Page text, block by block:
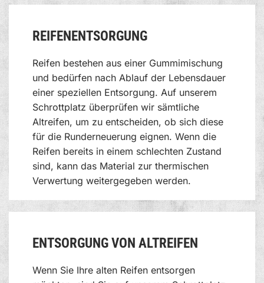
REIFENENTSORGUNG
Reifen bestehen aus einer Gummimischung
und bedürfen nach Ablauf der Lebensdauer
einer speziellen Entsorgung. Auf unserem
Schrottplatz überprüfen wir sämtliche
Altreifen, um zu entscheiden, ob sich diese
für die Runderneuerung eignen. Wenn die
Reifen bereits in einem schlechten Zustand
sind, kann das Material zur thermischen
Verwertung weitergegeben werden.
ENTSORGUNG VON ALTREIFEN
Wenn Sie Ihre alten Reifen entsorgen